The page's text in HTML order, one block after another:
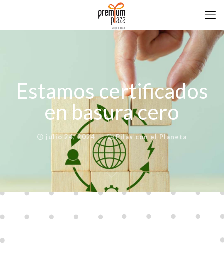
Estamos certificados
en basura cero
julio 24, 2024 Pilas con el Planeta